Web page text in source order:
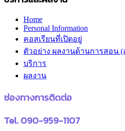
Home
Personal Information
คอสเรียนที่เปิดอยู่
ตัวอย่าง ผลงานด้านการสอน (
บริการ
ผลงาน
ช่องทางการติดต่อ
Tel. 090-959-1107